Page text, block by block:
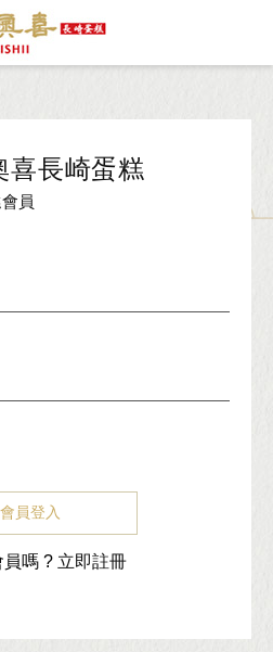
喜長崎蛋糕
員
會員登入
員嗎 ? 立即註冊